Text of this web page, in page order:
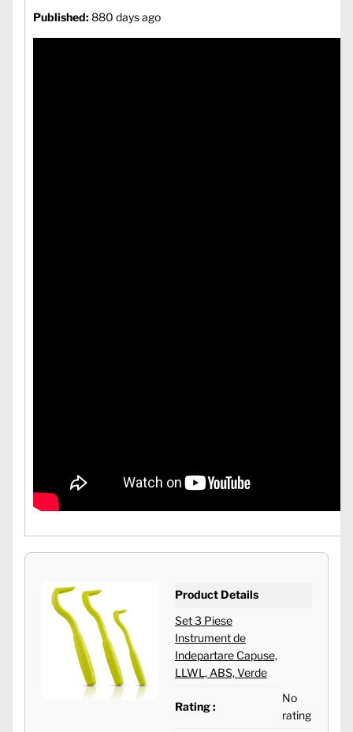
Published: 880 days ago
Product Details
Set 3 Piese
Instrument de
Indepartare Capuse,
LLWL, ABS, Verde
Rating :
No
rating